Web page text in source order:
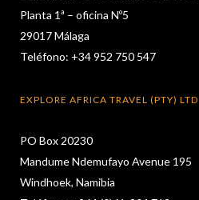
Planta 1ª – oficina Nº5
29017 Málaga
Teléfono: +34 952 750 547
EXPLORE AFRICA TRAVEL (PTY) LTD
PO Box 20230
Mandume Ndemufayo Avenue 195
Windhoek, Namibia